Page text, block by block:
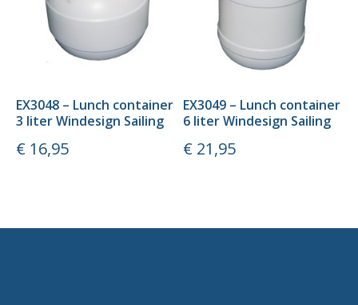
EX3048 – Lunch container
3 liter Windesign Sailing
Prijs
€ 16,95
EX3049 – Lunch container
6 liter Windesign Sailing
Prijs
€ 21,95